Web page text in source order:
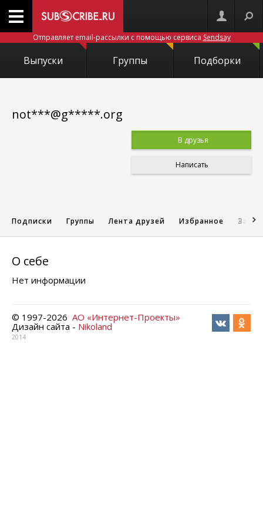
Отправляет email-рассылки с помощью сервиса Sendsay
Выпуски Группы Подборки
not***@g*****.org
В друзья
Написать
Подписки Группы Лента друзей Избранное
О себе
Нет информации
© 1997-2026 АО «Интернет-Проекты»
Дизайн сайта - Nikoland
2014